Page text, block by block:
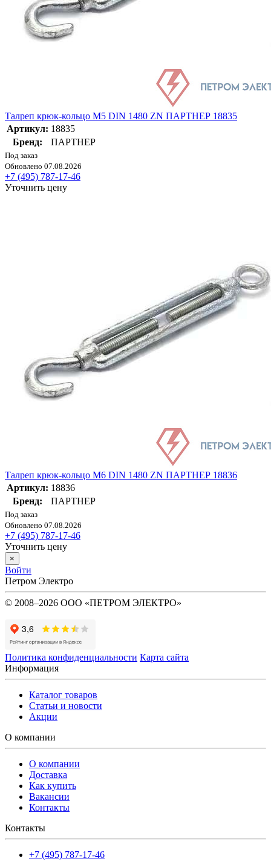
Талреп крюк-кольцо М5 DIN 1480 ZN ПАРТНЕР 18835
Артикул: 18835
Бренд:
ПАРТНЕР
Под заказ
Обновлено 07.08.2026
+7 (495) 787-17-46
Уточнить цену
Талреп крюк-кольцо М6 DIN 1480 ZN ПАРТНЕР 18836
Артикул: 18836
Бренд:
ПАРТНЕР
Под заказ
Обновлено 07.08.2026
+7 (495) 787-17-46
Уточнить цену
×
Войти
Петром Электро
© 2008–2026 ООО «ПЕТРОМ ЭЛЕКТРО»
Политика конфиденциальности Карта сайта
Информация
Каталог товаров
Статьи и новости
Акции
О компании
О компании
Доставка
Как купить
Вакансии
Контакты
Контакты
+7 (495) 787-17-46